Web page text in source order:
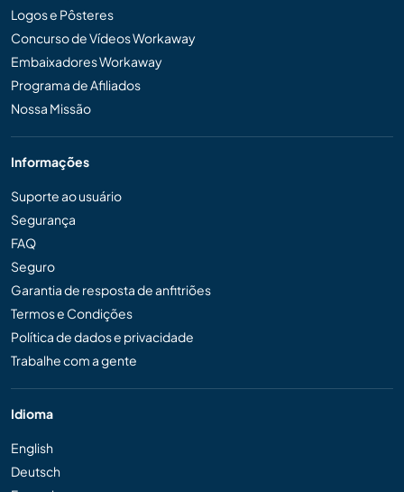
Logos e Pôsteres
Concurso de Vídeos Workaway
Embaixadores Workaway
Programa de Afiliados
Nossa Missão
Informações
Suporte ao usuário
Segurança
FAQ
Seguro
Garantia de resposta de anfitriões
Termos e Condições
Política de dados e privacidade
Trabalhe com a gente
Idioma
English
Deutsch